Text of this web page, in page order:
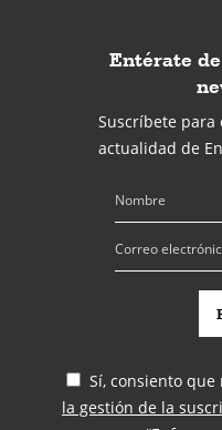
Entérate
Suscríbete para
actualidad de
Sí, consiento
la gestión de la